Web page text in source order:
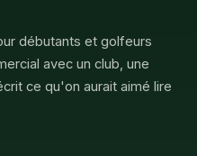
débutants et golfeurs
avec un club, une
ce qu'on aurait aimé lire